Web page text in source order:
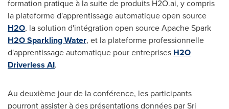
formation pratique à la suite de produits H2O.ai, y compris
la plateforme d'apprentissage automatique open source
H2O, la solution d'intégration open source Apache Spark
H2O Sparkling Water, et la plateforme professionnelle
d'apprentissage automatique pour entreprises H2O
Driverless AI.
Au deuxième jour de la conférence, les participants
pourront assister à des présentations données parSri